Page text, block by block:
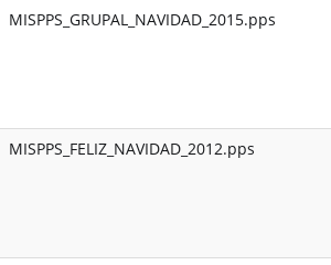
MISPPS_GRUPAL_NAVIDAD_2015.pps
MISPPS_FELIZ_NAVIDAD_2012.pps